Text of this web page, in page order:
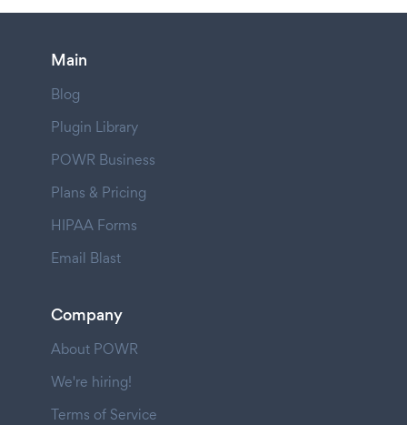
Main
Blog
Plugin Library
POWR Business
Plans & Pricing
HIPAA Forms
Email Blast
Company
About POWR
We're hiring!
Terms of Service